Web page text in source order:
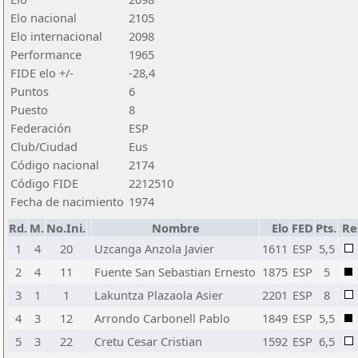
Elo nacional
2105
Elo internacional
2098
Performance
1965
FIDE elo +/-
-28,4
Puntos
6
Puesto
8
Federación
ESP
Club/Ciudad
Eus
Código nacional
2174
Código FIDE
2212510
Fecha de nacimiento 1974
Rd. M. No.Ini. Nombre Elo FED Pts.
1
4 20 Uzcanga Anzola Javier 1611 ESP 5,5
2
4 11 Fuente San Sebastian Ernesto 1875 ESP 5
3
1 1 Lakuntza Plazaola Asier 2201 ESP 8
4
3 12 Arrondo Carbonell Pablo 1849 ESP 5,5
5
3 22 Cretu Cesar Cristian 1592 ESP 6,5